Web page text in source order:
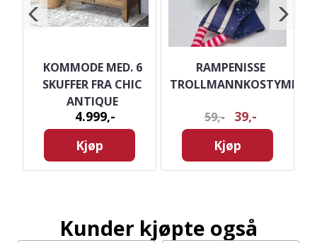
KOMMODE MED. 6
SKUFFER FRA CHIC
ANTIQUE
4.999,-
Kjøp
RAMPENISSE
TROLLMANNKOSTYME
59,-
39,-
Kjøp
Kunder kjøpte også